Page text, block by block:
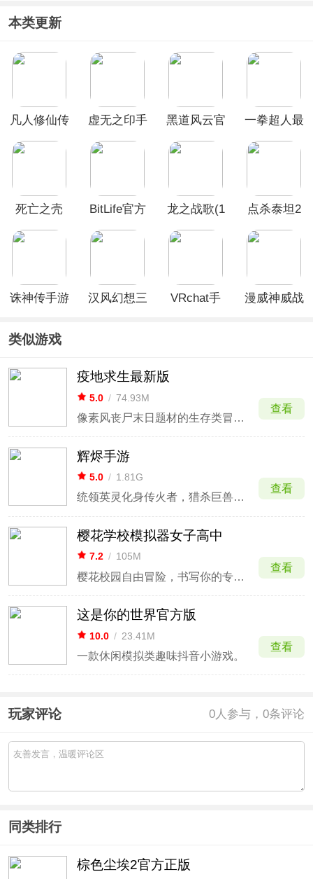
本类更新
凡人修仙传
虚无之印手
黑道风云官
一拳超人最
死亡之壳
BitLife官方
龙之战歌(1
点杀泰坦2
诛神传手游
汉风幻想三
VRchat手
漫威神威战
类似游戏
疫地求生最新版
5.0 / 74.93M
像素风丧尸末日题材的生存类冒险闯关游戏
查看
辉烬手游
5.0 / 1.81G
统领英灵化身传火者，猎杀巨兽守护家园
查看
‪樱花学校模拟器女子高中
7.2 / 105M
樱花校园自由冒险，书写你的专属青春剧本
查看
这是你的世界官方版
10.0 / 23.41M
一款休闲模拟类趣味抖音小游戏。
查看
玩家评论 0人参与，0条评论
同类排行
棕色尘埃2官方正版